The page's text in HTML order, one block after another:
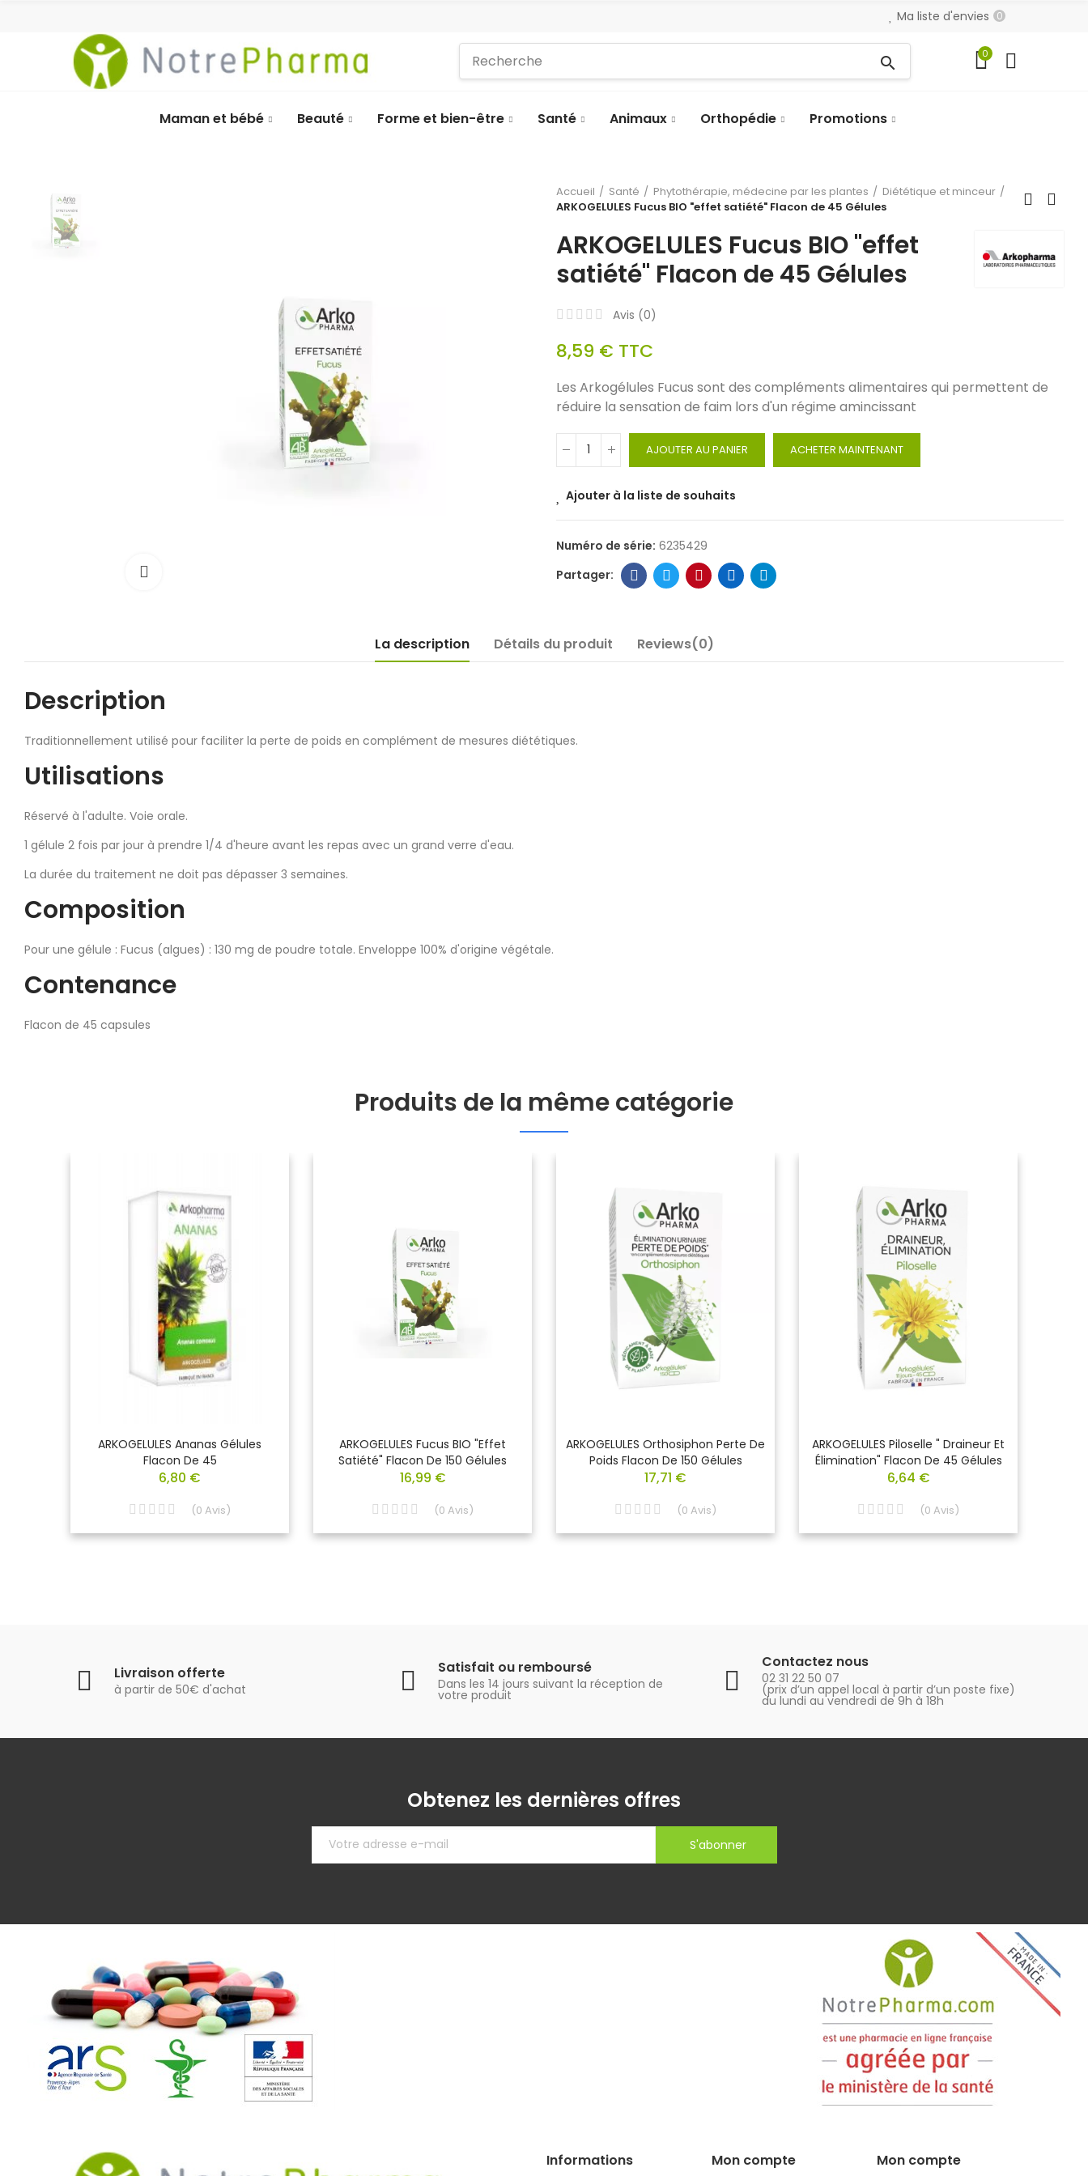
Ma liste d'envies 0
search 0
Maman et bébé Beauté Forme et bien-être Santé Animaux Orthopédie Promotions
Accueil Santé Phytothérapie, médecine par les plantes
Diététique et minceur
ARKOGELULES Fucus BIO "effet satiété" Flacon de 45 Gélules
ARKOGELULES Fucus BIO "effet
satiété" Flacon de 45 Gélules
Avis (0)
8,59 € TTC
Les Arkogélules Fucus sont des compléments alimentaires qui permettent de
réduire la sensation de faim lors d'un régime amincissant
AJOUTER AU PANIER ACHETER MAINTENANT
Ajouter à la liste de souhaits
Numéro de série: 6235429
La description Détails du produit Reviews(0)
Description
Traditionnellement utilisé pour faciliter la perte de poids en complément de mesures diététiques.
Utilisations
Réservé à l'adulte. Voie orale.
1 gélule 2 fois par jour à prendre 1/4 d'heure avant les repas avec un grand verre d'eau.
La durée du traitement ne doit pas dépasser 3 semaines.
Composition
Pour une gélule : Fucus (algues) : 130 mg de poudre totale. Enveloppe 100% d'origine végétale.
Contenance
Flacon de 45 capsules
Produits de la même catégorie
ARKOGELULES Ananas Gélules
Flacon De 45
6,80 €
(0 Avis)
ARKOGELULES Fucus BIO "Effet
Satiété" Flacon De 150 Gélules
16,99 €
(0 Avis)
ARKOGELULES Orthosiphon Perte De
Poids Flacon De 150 Gélules
17,71 €
(0 Avis)
ARKOGELULES Piloselle " Draineur Et
Élimination" Flacon De 45 Gélules
6,64 €
(0 Avis)
Livraison offerte
à partir de 50€ d'achat
Satisfait ou remboursé
Dans les 14 jours suivant la réception de
votre produit
Contactez nous
02 31 22 50 07
(prix d’un appel local à partir d’un poste fixe)
du lundi au vendredi de 9h à 18h
Obtenez les dernières offres
S'abonner
Informations Mon compte Mon compte